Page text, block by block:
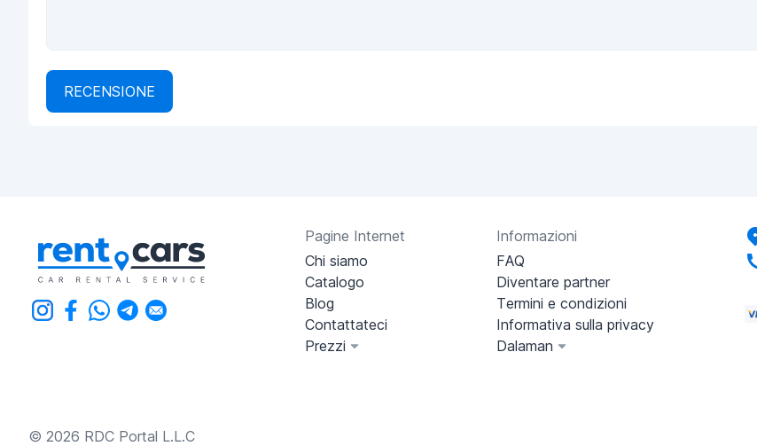
RECENSIONE
© 2026 RDC Portal L.L.C
Pagine Internet
Chi siamo
Catalogo
Blog
Contattateci
Prezzi
Informazioni
FAQ
Diventare partner
Termini e condizioni
Informativa sulla privacy
Dalaman